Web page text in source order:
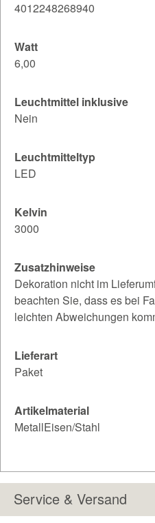
4012248268940
Watt
6,00
Leuchtmittel inklusive
Nein
Leuchtmitteltyp
LED
Kelvin
3000
Zusatzhinweise
Dekoration nicht im
beachten Sie, dass es bei
leichten Abweichungen
Lieferart
Paket
Artikelmaterial
MetallEisen/Stahl
Service & Versand